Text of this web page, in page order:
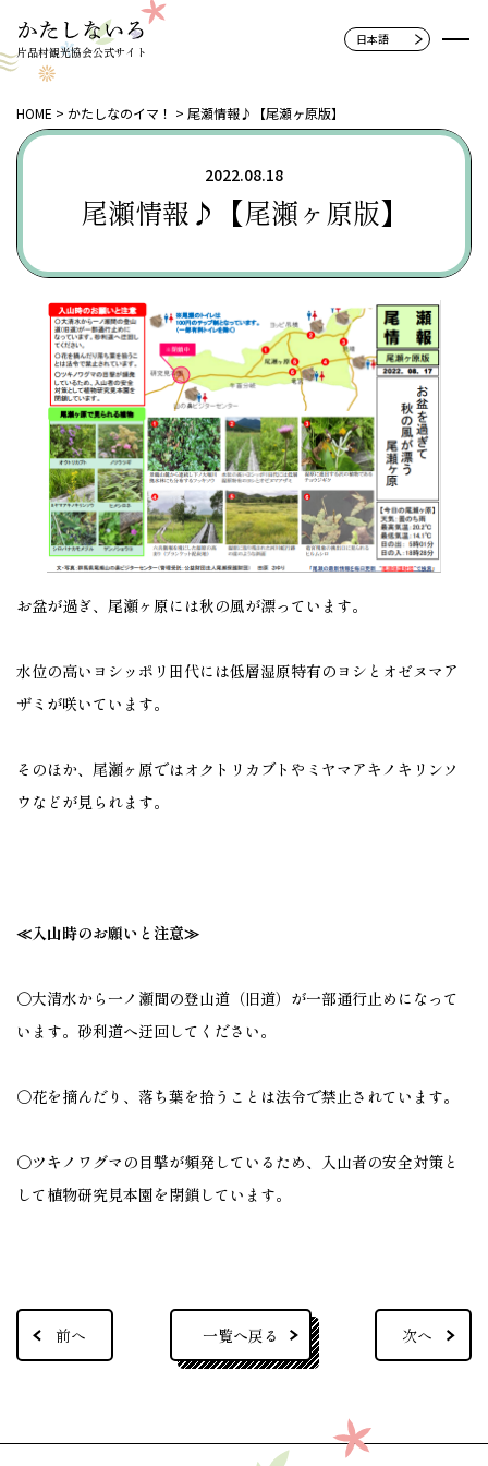
片品村観光協会公式サイト
HOME かたしなのイマ！ 尾瀬情報♪【尾瀬ヶ原版】
2022.08.18
尾瀬情報♪【尾瀬ヶ原版】
お盆が過ぎ、尾瀬ヶ原には秋の風が漂っています。
水位の高いヨシッポリ田代には低層湿原特有のヨシとオゼヌマア
ザミが咲いています。
そのほか、尾瀬ヶ原ではオクトリカブトやミヤマアキノキリンソ
ウなどが見られます。
≪入山時のお願いと注意≫
〇大清水から一ノ瀬間の登山道（旧道）が一部通行止めになって
います。砂利道へ迂回してください。
〇花を摘んだり、落ち葉を拾うことは法令で禁止されています。
〇ツキノワグマの目撃が頻発しているため、入山者の安全対策と
して植物研究見本園を閉鎖しています。
前へ 次へ
一覧へ戻る